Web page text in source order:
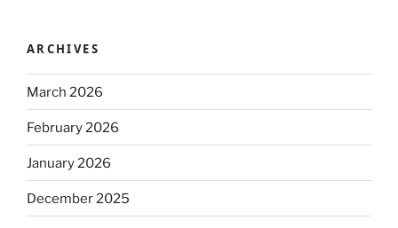
ARCHIVES
March 2026
February 2026
January 2026
December 2025